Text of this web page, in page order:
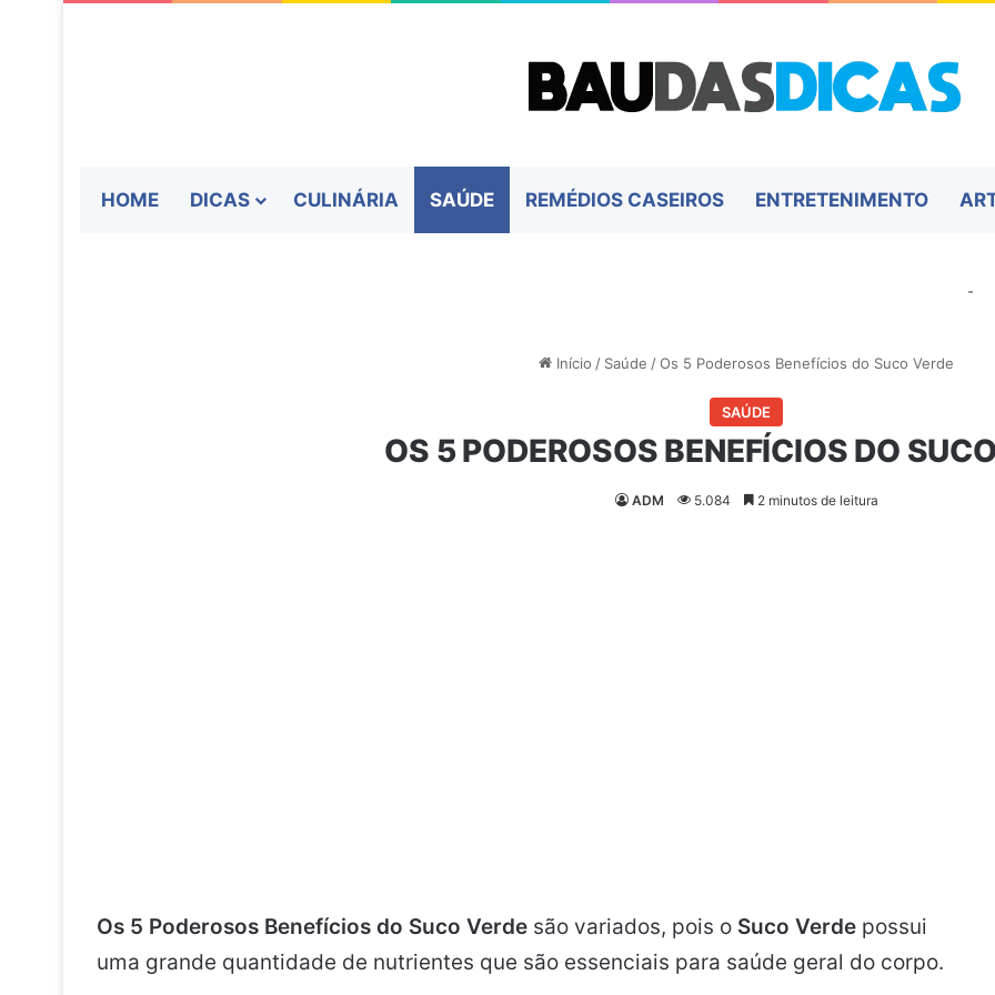
HOME DICAS CULINÁRIA SAÚDE REMÉDIOS CASEIROS ENTRETENIMENTO
-
Início / Saúde /Os 5 Poderosos Benefícios do Suco Verde
SAÚDE
OS 5 PODEROSOS BENEFÍCIOS DO
ADM 5.084 2 minutos de leitura
Os 5 Poderosos Benefícios do Suco Verde são variados, pois o Suco Verde possui
uma grande quantidade de nutrientes que são essenciais para saúde geral do corpo.